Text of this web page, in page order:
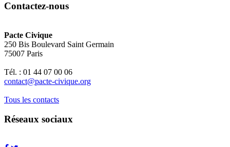
Contactez-nous
Pacte Civique
250 Bis Boulevard Saint Germain
75007 Paris
Tél. : 01 44 07 00 06
contact@pacte-civique.org
Tous les contacts
Réseaux sociaux